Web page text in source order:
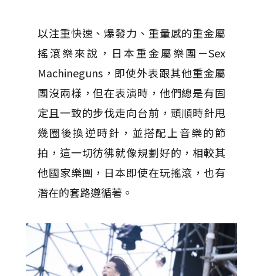
以注重快速、爆發力、重量感的重金屬
搖滾樂來說，日本重金屬樂團－Sex
Machineguns，即使外表跟其他重金屬
團沒兩樣，但在表演時，他們總是有固
定且一致的步伐走向台前，頭順時針甩
幾圈後換逆時針，並搭配上音樂的節
拍，這一切彷彿就像規劃好的，相較其
他國家樂團，日本即使在玩搖滾，也有
潛在的套路遵循著。